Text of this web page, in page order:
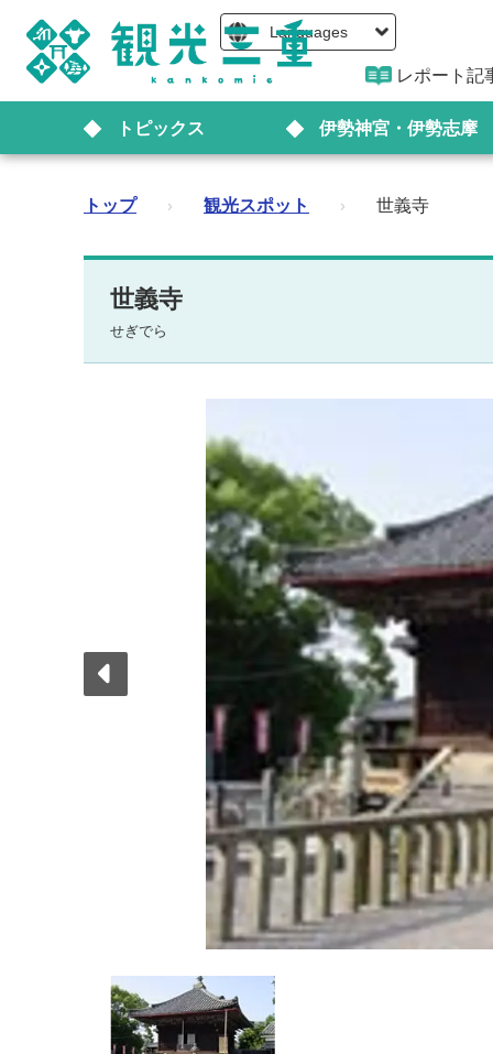
Languages
レポート記
トピックス 伊勢神宮・伊勢志摩
トップ › 観光スポット › 世義寺
世義寺
せぎでら